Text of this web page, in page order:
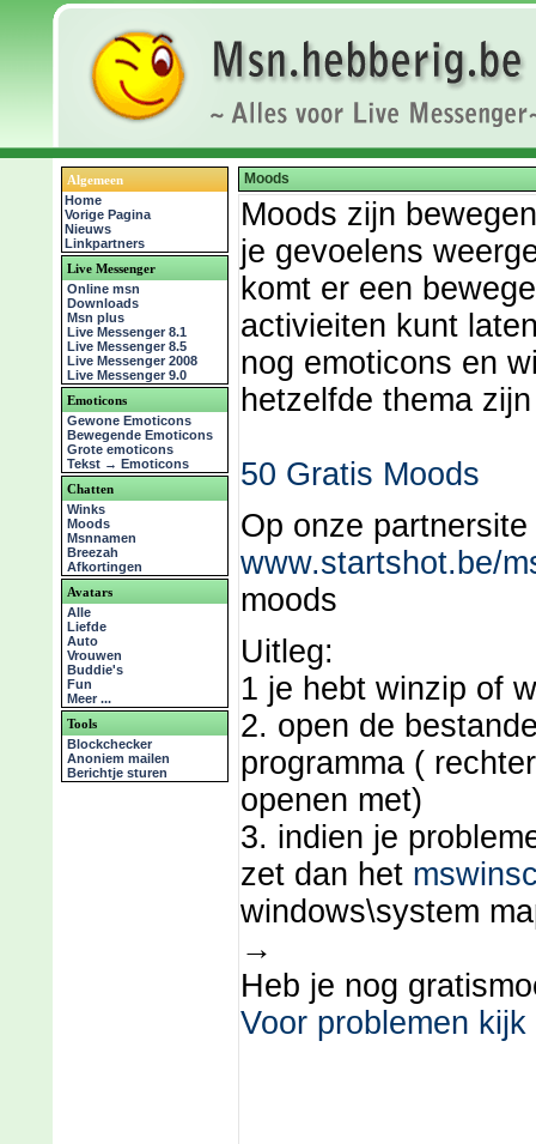
Algemeen
Home
Vorige Pagina
Nieuws
Linkpartners
Live Messenger
Online msn
Downloads
Msn plus
Live Messenger 8.1
Live Messenger 8.5
Live Messenger 2008
Live Messenger 9.0
Emoticons
Gewone Emoticons
Bewegende Emoticons
Grote emoticons
Tekst → Emoticons
Chatten
Winks
Moods
Msnnamen
Breezah
Afkortingen
Avatars
Alle
Liefde
Auto
Vrouwen
Buddie's
Fun
Meer ...
Tools
Blockchecker
Anoniem mailen
Berichtje sturen
Moods
Moods zijn
je gevoelens
komt er een
activieiten kunt
nog emoticons en
hetzelfde thema
50 Gratis Moods
Op onze partnersite
www.startshot.be/
moods
Uitleg:
1 je hebt winzip of
2. open de
programma (
openen met)
3. indien je
zet dan het
windows\system
→
Heb je nog
Voor problemen